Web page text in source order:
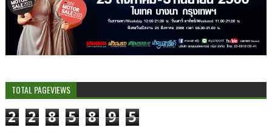
TOTAL PAGEVIEWS
2 2 8 5 8 9 5